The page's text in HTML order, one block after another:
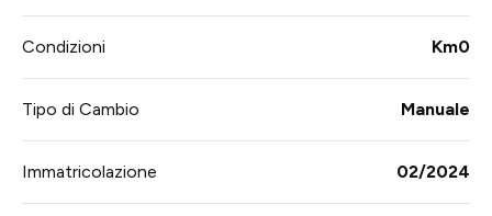
Condizioni Km0
Tipo di Cambio Manuale
Immatricolazione 02/2024